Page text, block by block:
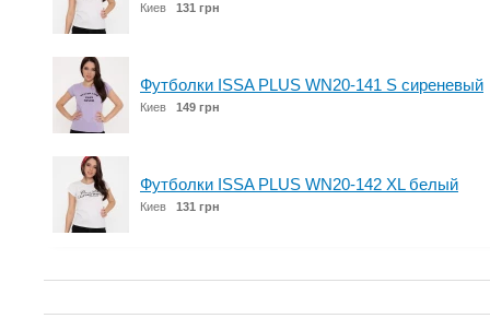
Киев 131 грн
Футболки ISSA PLUS WN20-141 S сиреневый
Киев 149 грн
Футболки ISSA PLUS WN20-142 XL белый
Киев 131 грн